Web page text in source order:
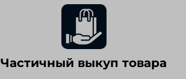
Частичный выкуп товара